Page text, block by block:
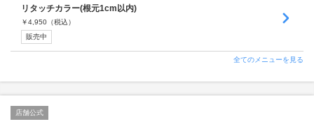
リタッチカラー(根元1cm以内)
￥4,950 （税込）
販売中
全てのメニューを見る
店舗公式